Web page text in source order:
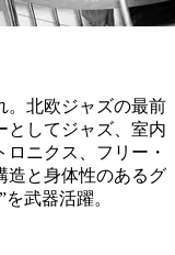
。北欧ジャズの最前
としてジャズ、室内
ニクス、フリー・
造と身体性のあるグ
武器活躍。